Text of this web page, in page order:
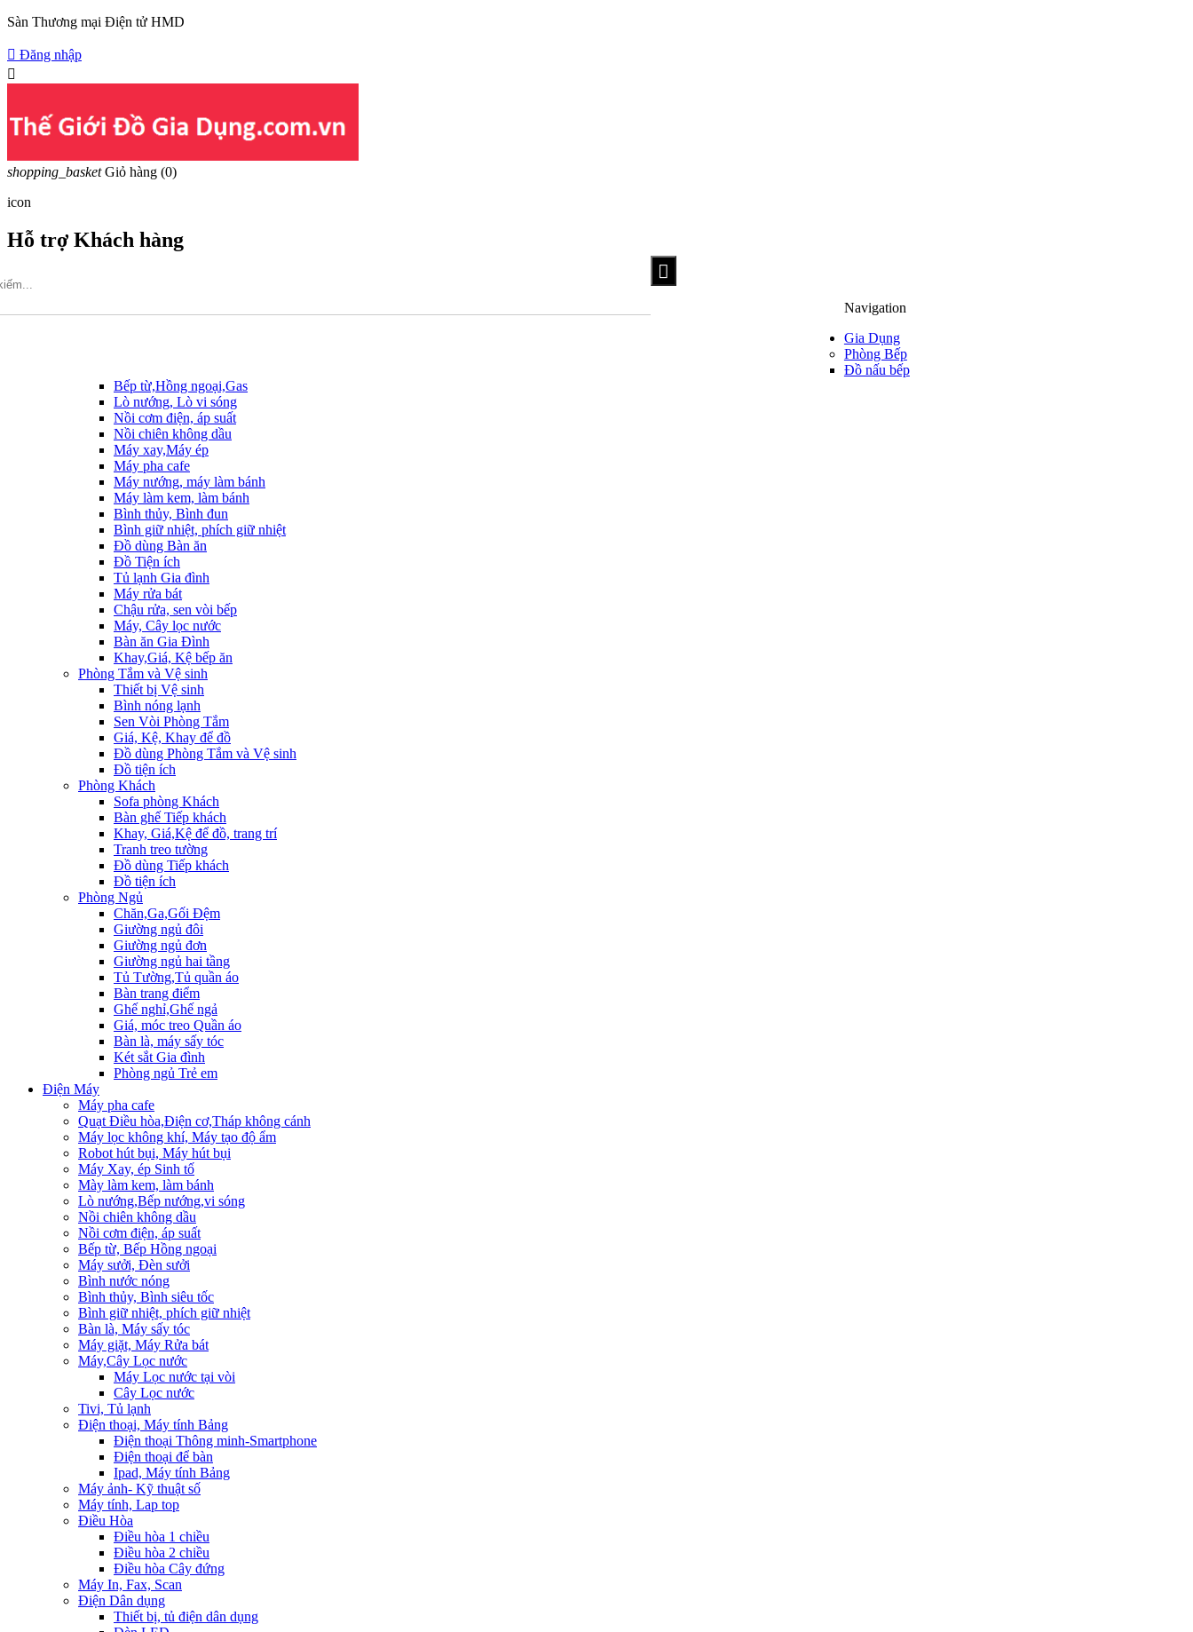
Sàn Thương mại Điện tử HMD
 Đăng nhập

shopping_basket Giỏ hàng (0)
icon
Hỗ trợ Khách hàng
Hotline: 09317.456.44
Navigation
Gia Dụng
Phòng Bếp
Đồ nấu bếp
Bếp từ,Hồng ngoại,Gas
Lò nướng, Lò vi sóng
Nồi cơm điện, áp suất
Nồi chiên không dầu
Máy xay,Máy ép
Máy pha cafe
Máy nướng, máy làm bánh
Máy làm kem, làm bánh
Bình thủy, Bình đun
Bình giữ nhiệt, phích giữ nhiệt
Đồ dùng Bàn ăn
Đồ Tiện ích
Tủ lạnh Gia đình
Máy rửa bát
Chậu rửa, sen vòi bếp
Máy, Cây lọc nước
Bàn ăn Gia Đình
Khay,Giá, Kệ bếp ăn
Phòng Tắm và Vệ sinh
Thiết bị Vệ sinh
Bình nóng lạnh
Sen Vòi Phòng Tắm
Giá, Kệ, Khay để đồ
Đồ dùng Phòng Tắm và Vệ sinh
Đồ tiện ích
Phòng Khách
Sofa phòng Khách
Bàn ghế Tiếp khách
Khay, Giá,Kệ để đồ, trang trí
Tranh treo tường
Đồ dùng Tiếp khách
Đồ tiện ích
Phòng Ngủ
Chăn,Ga,Gối Đệm
Giường ngủ đôi
Giường ngủ đơn
Giường ngủ hai tầng
Tủ Tường,Tủ quần áo
Bàn trang điểm
Ghế nghỉ,Ghế ngả
Giá, móc treo Quần áo
Bàn là, máy sấy tóc
Két sắt Gia đình
Phòng ngủ Trẻ em
Điện Máy
Máy pha cafe
Quạt Điều hòa,Điện cơ,Tháp không cánh
Máy lọc không khí, Máy tạo độ ẩm
Robot hút bụi, Máy hút bụi
Máy Xay, ép Sinh tố
Mày làm kem, làm bánh
Lò nướng,Bếp nướng,vi sóng
Nồi chiên không dầu
Nồi cơm điện, áp suất
Bếp từ, Bếp Hồng ngoại
Máy sưởi, Đèn sưởi
Bình nước nóng
Bình thủy, Bình siêu tốc
Bình giữ nhiệt, phích giữ nhiệt
Bàn là, Máy sấy tóc
Máy giặt, Máy Rửa bát
Máy,Cây Lọc nước
Máy Lọc nước tại vòi
Cây Lọc nước
Tivi, Tủ lạnh
Điện thoại, Máy tính Bảng
Điện thoại Thông minh-Smartphone
Điện thoại để bàn
Ipad, Máy tính Bảng
Máy ảnh- Kỹ thuật số
Máy tính, Lap top
Điều Hòa
Điều hòa 1 chiều
Điều hòa 2 chiều
Điều hòa Cây đứng
Máy In, Fax, Scan
Điện Dân dụng
Thiết bị, tủ điện dân dụng